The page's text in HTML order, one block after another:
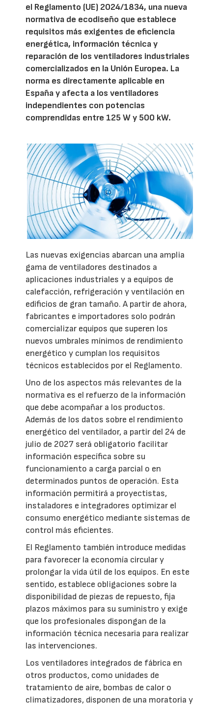
el Reglamento (UE) 2024/1834, una nueva
normativa de ecodiseño que establece
requisitos más exigentes de eficiencia
energética, información técnica y
reparación de los ventiladores industriales
comercializados en la Unión Europea. La
norma es directamente aplicable en
España y afecta a los ventiladores
independientes con potencias
comprendidas entre 125 W y 500 kW.
Las nuevas exigencias abarcan una amplia
gama de ventiladores destinados a
aplicaciones industriales y a equipos de
calefacción, refrigeración y ventilación en
edificios de gran tamaño. A partir de ahora,
fabricantes e importadores solo podrán
comercializar equipos que superen los
nuevos umbrales mínimos de rendimiento
energético y cumplan los requisitos
técnicos establecidos por el Reglamento.
Uno de los aspectos más relevantes de la
normativa es el refuerzo de la información
que debe acompañar a los productos.
Además de los datos sobre el rendimiento
energético del ventilador, a partir del 24 de
julio de 2027 será obligatorio facilitar
información específica sobre su
funcionamiento a carga parcial o en
determinados puntos de operación. Esta
información permitirá a proyectistas,
instaladores e integradores optimizar el
consumo energético mediante sistemas de
control más eficientes.
El Reglamento también introduce medidas
para favorecer la economía circular y
prolongar la vida útil de los equipos. En este
sentido, establece obligaciones sobre la
disponibilidad de piezas de repuesto, fija
plazos máximos para su suministro y exige
que los profesionales dispongan de la
información técnica necesaria para realizar
las intervenciones.
Los ventiladores integrados de fábrica en
otros productos, como unidades de
tratamiento de aire, bombas de calor o
climatizadores, disponen de una moratoria y